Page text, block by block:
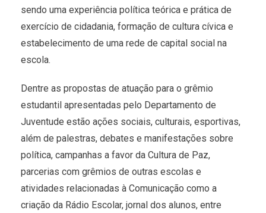
sendo uma experiência política teórica e prática de
exercício de cidadania, formação de cultura cívica e
estabelecimento de uma rede de capital social na
escola.
Dentre as propostas de atuação para o grêmio
estudantil apresentadas pelo Departamento de
Juventude estão ações sociais, culturais, esportivas,
além de palestras, debates e manifestações sobre
política, campanhas a favor da Cultura de Paz,
parcerias com grêmios de outras escolas e
atividades relacionadas à Comunicação como a
criação da Rádio Escolar, jornal dos alunos, entre